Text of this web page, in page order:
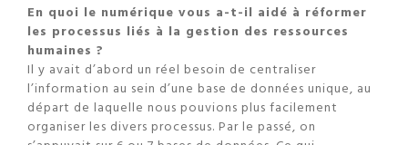
En quoi le numérique vous a-t-il aidé à réformer
les processus liés à la gestion des ressources
humaines ?
Il y avait d’abord un réel besoin de centraliser
l’information au sein d’une base de données unique, au
départ de laquelle nous pouvions plus facilement
organiser les divers processus. Par le passé, on